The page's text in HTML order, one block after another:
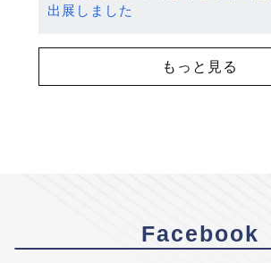
出展しました
もっと見る
Facebook